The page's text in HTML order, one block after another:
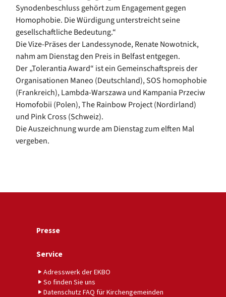
Synodenbeschluss gehört zum Engagement gegen
Homophobie. Die Würdigung unterstreicht seine
gesellschaftliche Bedeutung.“
Die Vize-Präses der Landessynode, Renate Nowotnick,
nahm am Dienstag den Preis in Belfast entgegen.
Der „Tolerantia Award“ ist ein Gemeinschaftspreis der
Organisationen Maneo (Deutschland), SOS homophobie
(Frankreich), Lambda-Warszawa und Kampania Przeciw
Homofobii (Polen), The Rainbow Project (Nordirland)
und Pink Cross (Schweiz).
Die Auszeichnung wurde am Dienstag zum elften Mal
vergeben.
Presse
Service
Adresswerk der EKBO
So finden Sie uns
Datenschutz FAQ für Kirchengemeinden